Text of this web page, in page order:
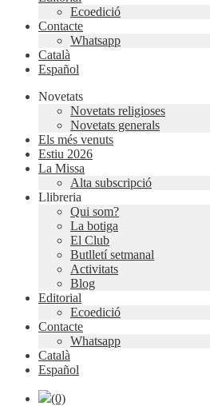
Ecoedició
Contacte
Whatsapp
Català
Español
Novetats
Novetats religioses
Novetats generals
Els més venuts
Estiu 2026
La Missa
Alta subscripció
Llibreria
Qui som?
La botiga
El Club
Butlletí setmanal
Activitats
Blog
Editorial
Ecoedició
Contacte
Whatsapp
Català
Español
(0)